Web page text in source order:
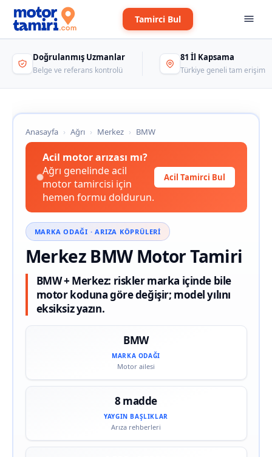
Tamirci Bul
Doğrulanmış Uzmanlar
Belge ve referans kontrolü
81 İl Kapsama
Türkiye geneli tam erişim
Anasayfa › Ağrı › Merkez › BMW
Acil motor arızası mı?
Ağrı genelinde acil
motor tamircisi için
hemen formu doldurun.
Acil Tamirci Bul
MARKA ODAĞI · ARIZA KÖPRÜLERI
Merkez BMW Motor Tamiri
BMW + Merkez: riskler marka içinde bile
motor koduna göre değişir; model yılını
eksiksiz yazın.
BMW
MARKA ODAĞI
Motor ailesi
8 madde
YAYGIN BAŞLIKLAR
Arıza rehberleri